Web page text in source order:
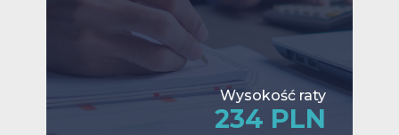
Wysokość raty
234 PLN